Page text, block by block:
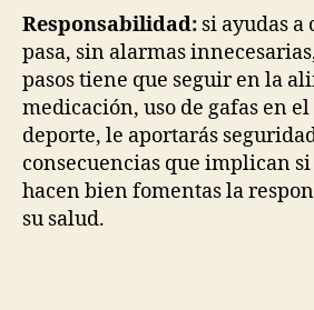
Responsabilidad: si ayudas a
pasa, sin alarmas
pasos tiene que seguir en la
medicación, uso de gafas en el
deporte, le aportarás
consecuencias que implican si
hacen bien fomentas la
su salud.